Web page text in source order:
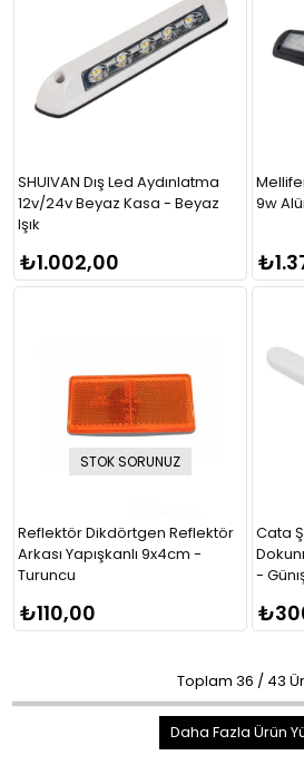
SHUIVAN Dış Led Aydınlatma
12v/24v Beyaz Kasa - Beyaz
Işık
₺1.002,00
9w
STOK SORUNUZ
Reflektör Dikdörtgen Reflektör
Arkası Yapışkanlı 9x4cm -
Turuncu
₺110,00
Cata
-
Toplam 36 / 43
Daha Fazla Ürün